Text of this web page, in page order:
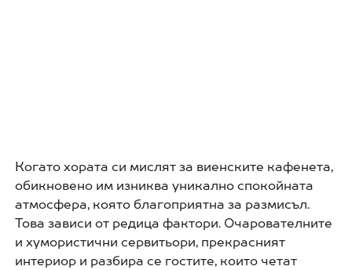
Когато хората си мислят за виенските кафенета,
обикновено им изниква уникално спокойната
атмосфера, която благоприятна за размисъл.
Това зависи от редица фактори. Очарователните
и хумористични сервитьори, прекрасният
интериор и разбира се гостите, които четат